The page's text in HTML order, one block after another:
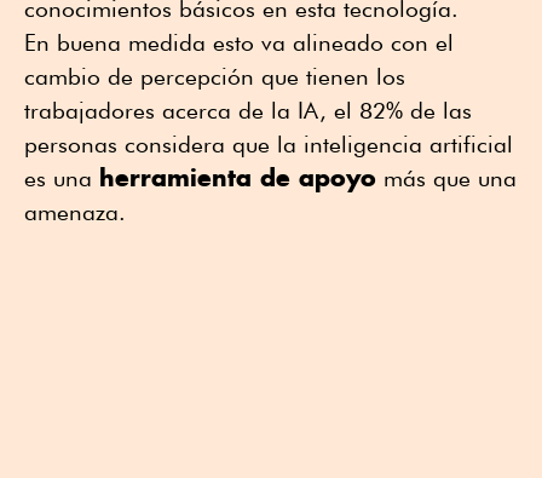
conocimientos básicos en esta tecnología.
En buena medida esto va alineado con el
cambio de percepción que tienen los
trabajadores acerca de la IA, el 82% de las
personas considera que la inteligencia artificial
es una herramienta de apoyo más que una
amenaza.